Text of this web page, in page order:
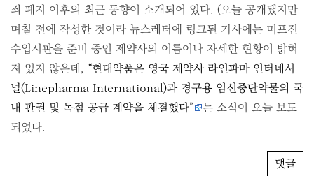
죄 폐지 이후의 최근 동향이 소개되어 있다. (오늘 공개됐지만
며칠 전에 작성한 것이라 뉴스레터에 링크된 기사에는 미프진
수입시판을 준비 중인 제약사의 이름이나 자세한 현황이 밝혀
져 있지 않은데, “현대약품은 영국 제약사 라인파마 인터네셔
널(Linepharma International)과 경구용 임신중단약물의 국
내 판권 및 독점 공급 계약을 체결했다” 는 소식이 오늘 보도
되었다.
댓글